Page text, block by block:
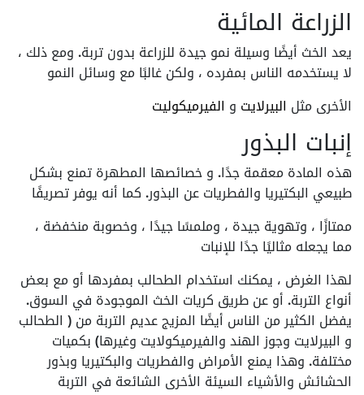
الزراعة المائية
يعد الخث أيضًا وسيلة نمو جيدة للزراعة بدون تربة. ومع ذلك ،
لا يستخدمه الناس بمفرده ، ولكن غالبًا مع وسائل النمو
الأخرى مثل البيرلايت و الفيرميكوليت
إنبات البذور
هذه المادة معقمة جدًا. و خصائصها المطهرة تمنع بشكل
طبيعي البكتيريا والفطريات عن البذور. كما أنه يوفر تصريفًا
ممتازًا ، وتهوية جيدة ، وملمسًا جيدًا ، وخصوبة منخفضة ،
مما يجعله مثاليًا جدًا للإنبات
لهذا الغرض ، يمكنك استخدام الطحالب بمفردها أو مع بعض
أنواع التربة. أو عن طريق كريات الخث الموجودة في السوق.
يفضل الكثير من الناس أيضًا المزيج عديم التربة من ( الطحالب
و البيرلايت وجوز الهند والفيرميكولايت وغيرها) بكميات
مختلفة. وهذا يمنع الأمراض والفطريات والبكتيريا وبذور
الحشائش والأشياء السيئة الأخرى الشائعة في التربة